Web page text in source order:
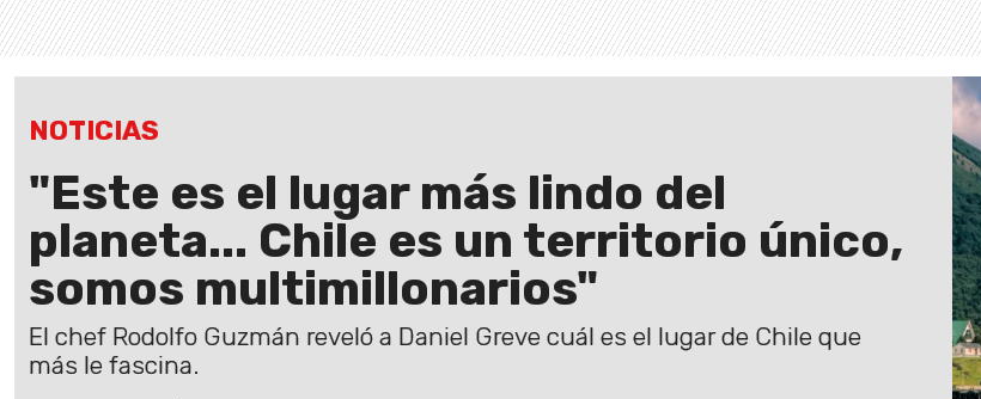
NOTICIAS
"Este es el lugar más lindo del
planeta... Chile es un territorio único,
somos multimillonarios"
El chef Rodolfo Guzmán reveló a Daniel Greve cuál es el lugar de Chile que
más le fascina.